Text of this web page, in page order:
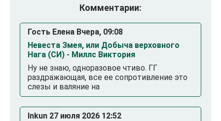
Комментарии:
Гость Елена Вчера, 09:08
Невеста Змея, или Добыча верховного
Нага (СИ) - Миллс Виктория
Ну не знаю, одноразовое чтиво. ГГ
раздражающая, все ее сопротивление это
слезы и валяние на
Inkun 27 июля 2026 12:52